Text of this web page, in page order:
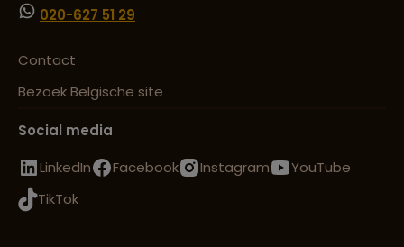
020-627 51 29
Contact
Bezoek Belgische site
Social media
LinkedIn
Facebook Instagram
YouTube
TikTok